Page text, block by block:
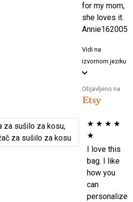
for my mom,
she loves it.
Annie162005
Vidi na
izvornom jeziku
Objavljeno na
★ ★ ★ ★
★
I love this
bag. I like
how you
can
personalize